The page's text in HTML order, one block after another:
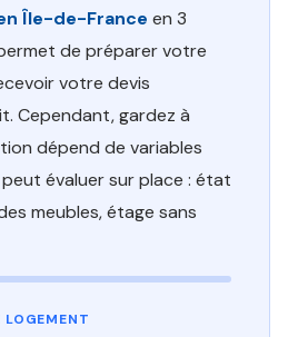
Île-de-France en 3
de préparer votre
votre devis
Cependant, gardez à
dépend de variables
évaluer sur place : état
meubles, étage sans